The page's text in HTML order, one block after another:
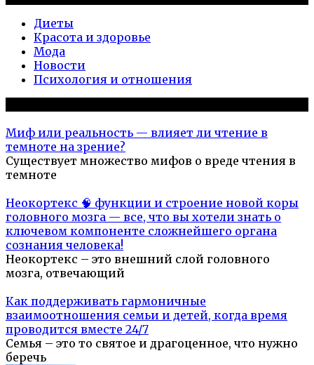
Диеты
Красота и здоровье
Мода
Новости
Психология и отношения
Миф или реальность — влияет ли чтение в
темноте на зрение?
Существует множество мифов о вреде чтения в
темноте
Неокортекс 🧠 функции и строение новой коры
головного мозга — все, что вы хотели знать о
ключевом компоненте сложнейшего органа
сознания человека!
Неокортекс – это внешний слой головного
мозга, отвечающий
Как поддерживать гармоничные
взаимоотношения семьи и детей, когда время
проводится вместе 24/7
Семья – это то святое и драгоценное, что нужно
беречь